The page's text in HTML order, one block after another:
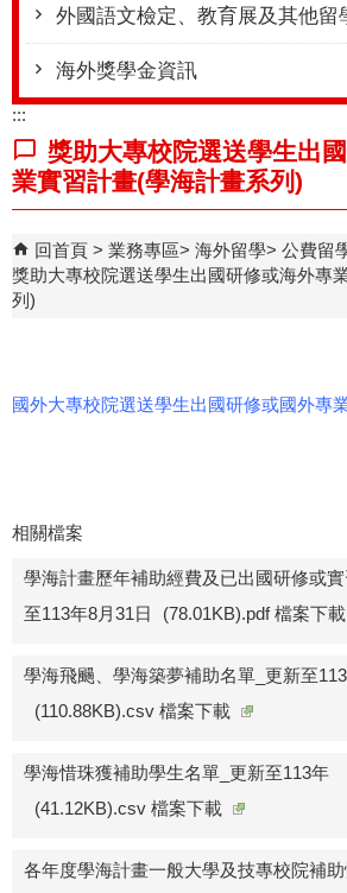
外國語文檢定、教育展及其他留
海外獎學金資訊
:::
獎助大專校院選送學生出
業實習計畫(學海計畫系列)
回首頁 業務專區 海外留學
公費留
獎助大專校院選送學生出國研修或海外專
列)
國外大專校院選送學生出國研修或國外專
相關檔案
學海計畫歷年補助經費及已出國研修或
至113年8月31日
(78.01KB).pdf 檔案下載
學海飛颺、學海築夢補助名單_更新至
(110.88KB).csv 檔案下載
學海惜珠獲補助學生名單_更新至113年
(41.12KB).csv 檔案下載
各年度學海計畫一般大學及技專校院補